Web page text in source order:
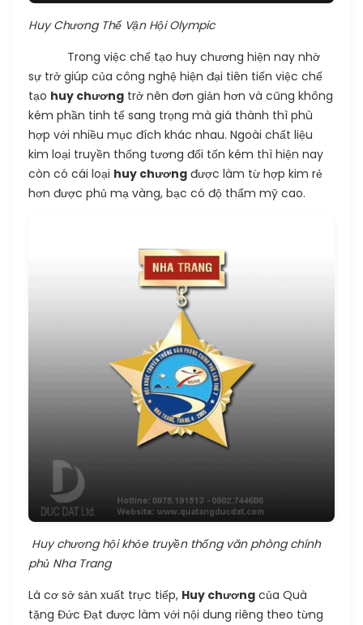
Huy Chương Thế Vận Hội Olympic
Trong việc chế tạo huy chương hiện nay nhờ
sự trở giúp của công nghệ hiện đại tiên tiến việc chế
tạo huy chương trở nên đơn giản hơn và cũng không
kém phần tinh tế sang trọng mà giá thành thì phù
hợp với nhiều mục đích khác nhau. Ngoài chất liệu
kim loại truyền thống tương đối tốn kém thì hiện nay
còn có cái loại huy chương được làm từ hợp kim rẻ
hơn được phủ mạ vàng, bạc có độ thẩm mỹ cao.
Huy chương hội khỏe truyền thống văn phòng chính
phủ Nha Trang
Là cơ sở sản xuất trực tiếp, Huy chương của Quà
tặng Đức Đạt được làm với nội dung riêng theo từng